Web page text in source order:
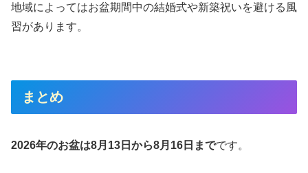
地域によってはお盆期間中の結婚式や新築祝いを避ける風
習があります。
まとめ
2026年のお盆は8月13日から8月16日までです。